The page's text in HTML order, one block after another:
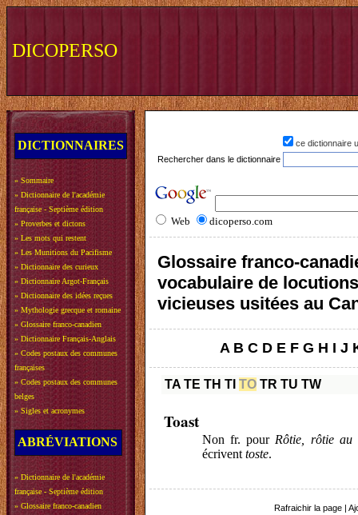
DICOPERSO
DICTIONNAIRES
» Sommaire
» Dictionnaire de l'académie
française - Septième édition
» Proverbes et dictons
» Les mots qui restent
» Les Munitions du Pacifisme
» Dictionnaire des curieux
» Dictionnaire Argot-Français
» Dictionnaire des idées reçues
» Mythologie grecque et romaine
» Glossaire franco-canadien
» Dictionnaire Français-Anglais
» Codes postaux des communes
françaises
» Codes postaux des communes
belges
» Sigles et acronymes
ABRÉVIATIONS
» Dictionnaire de l'académie
française - Septième édition
» Glossaire franco-canadien
ce dictionnaire
Rechercher dans le dictionnaire
Web dicoperso.com
Glossaire franco-
vocabulaire de locutions
vicieuses usitées au
A B C D E F G H I J
TA TE TH TI TO TR TU TW
Toast
Non fr. pour Rôtie, rôtie au
écriventtoste.
Rafraichir la page